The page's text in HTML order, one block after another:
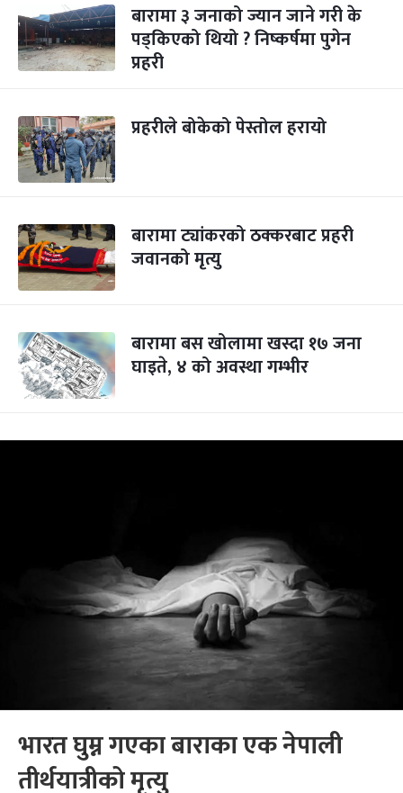
बारामा ३ जनाको ज्यान जाने गरी के
पड्किएको थियो ? निष्कर्षमा पुगेन
प्रहरी
प्रहरीले बोकेको पेस्तोल हरायो
बारामा ट्यांकरको ठक्करबाट प्रहरी
जवानको मृत्यु
बारामा बस खोलामा खस्दा १७ जना
घाइते, ४ को अवस्था गम्भीर
भारत घुम्न गएका बाराका एक नेपाली
तीर्थयात्रीको मृत्यु